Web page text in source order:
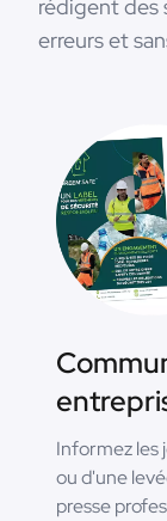
rédigent des
erreurs et
Informez les
ou d'une
presse